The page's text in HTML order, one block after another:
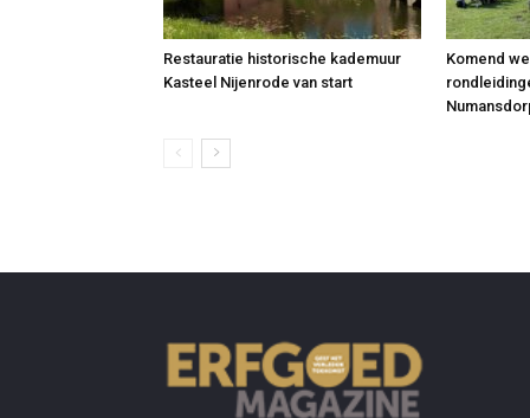
Restauratie historische kademuur
Kasteel Nijenrode van start
Komend